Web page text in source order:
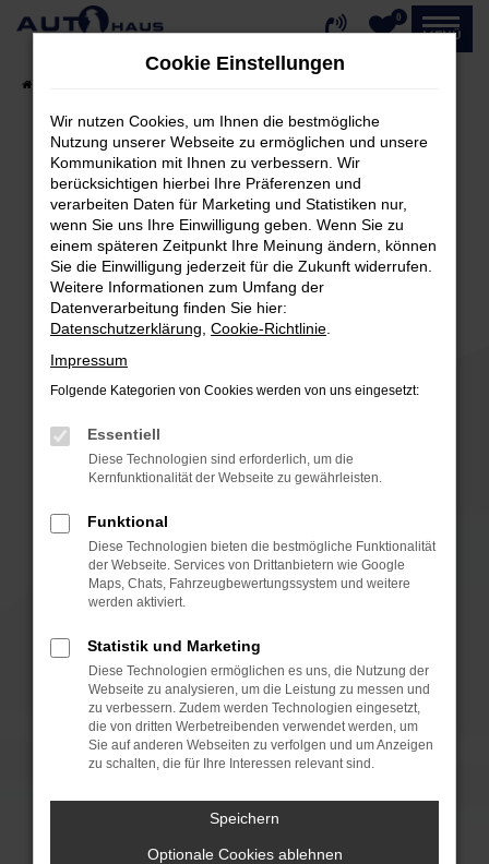
Zum
0
MENÜ
Fehler: Network Error
Beim Laden ist ein Fehler aufgetreten.
Hier sind ein paar Tipps, die dir helfen können:
Überprüfe deine Firewall und deine
Internetverbindung.
Laden andere Webseiten, zum Beispiel deine
Suchmaschine?
Prüfe deine Browsererweiterungen.
können das Laden bestimmter Seiten
verhindern. Funktioniert die Seite in einem
anderen Browser oder in einem privaten
Fenster?
Starte dein Gerät neu.
Das kann manchmal helfen, vorübergehende
Probleme zu beheben.
Betriebssystem auf dem neuesten Stand
sind.
Veraltete Software birgt nicht nur ein
Sicherheitsrisiko, sondern kann auch dazu
führen, dass bestimmte Funktionen nicht mehr
unterstützt werden.
Wende dich an den Webseitenbetreiber.
Wenn du alle oben genannten Schritte versucht
hast, kontaktiere uns bitte. Wir werden
Cookie Einstellungen
Wir nutzen Cookies, um Ihnen die bestmögliche
Nutzung unserer Webseite zu ermöglichen und unsere
Kommunikation mit Ihnen zu verbessern. Wir
berücksichtigen hierbei Ihre Präferenzen und
verarbeiten Daten für Marketing und Statistiken nur,
wenn Sie uns Ihre Einwilligung geben. Wenn Sie zu
einem späteren Zeitpunkt Ihre Meinung ändern, können
Sie die Einwilligung jederzeit für die Zukunft widerrufen.
Weitere Informationen zum Umfang der
Datenverarbeitung finden Sie hier:
Datenschutzerklärung Cookie-Richtlinie
Impressum
Folgende Kategorien von Cookies werden von uns eingesetzt:
Essentiell
Diese Technologien sind erforderlich, um die
Kernfunktionalität der Webseite zu gewährleisten.
Funktional
Diese Technologien bieten die bestmögliche Funktionalität
der Webseite. Services von Drittanbietern wie Google
Maps, Chats, Fahrzeugbewertungssystem und weitere
werden aktiviert.
Statistik und Marketing
Diese Technologien ermöglichen es uns, die Nutzung der
Webseite zu analysieren, um die Leistung zu messen und
zu verbessern. Zudem werden Technologien eingesetzt,
die von dritten Werbetreibenden verwendet werden, um
Sie auf anderen Webseiten zu verfolgen und um Anzeigen
zu schalten, die für Ihre Interessen relevant sind.
Speichern
Optionale Cookies ablehnen